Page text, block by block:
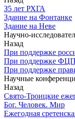
З5 лет РХГА
Здание на Фонтанке
Здание на Неве
Научно-
Назад
При поддержке
При поддержке
При поддержке
Научные
Назад
Свято-Троицкие
Бог. Человек. Мир
Ежегодная